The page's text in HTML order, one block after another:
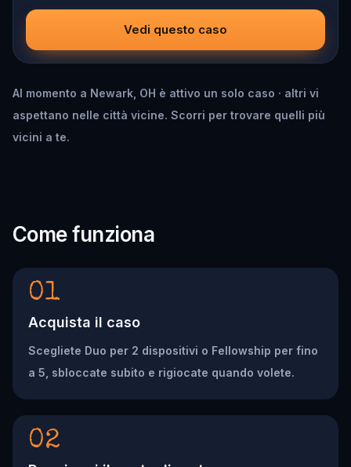
Vedi questo caso
Al momento a Newark, OH è attivo un solo caso · altri vi
aspettano nelle città vicine. Scorri per trovare quelli più
vicini a te.
Come funziona
01
Acquista il caso
Scegliete Duo per 2 dispositivi o Fellowship per fino
a 5, sbloccate subito e rigiocate quando volete.
02